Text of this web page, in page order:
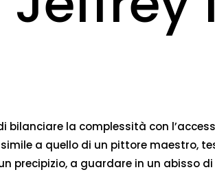
la complessità con
a quello di un pittore
precipizio, a guardare in un abisso